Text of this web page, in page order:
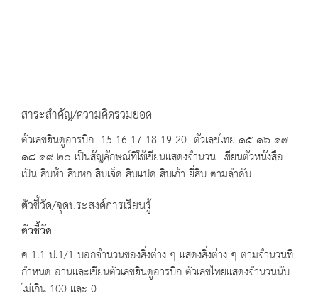
สาระสำคัญ/ความคิดรวมยอด
ตัวเลขฮินดูอารบิก 15 16 17 18 19 20 ตัวเลขไทย ๑๕ ๑๖ ๑๗
๑๘ ๑๙ ๒๐ เป็นสัญลักษณ์ที่ใช้เขียนแสดงจำนวน เขียนตัวหนังสือ
เป็น สิบห้า สิบหก สิบเจ็ด สิบแปด สิบเก้า ยี่สิบ ตามลำดับ
ตัวชี้วัด/จุดประสงค์การเรียนรู้
ตัวชี้วัด
ค 1.1 ป.1/1 บอกจำนวนของสิ่งต่าง ๆ แสดงสิ่งต่าง ๆ ตามจำนวนที่
กำหนด อ่านและเขียนตัวเลขฮินดูอารบิก ตัวเลขไทยแสดงจำนวนนับ
ไม่เกิน 100 และ 0